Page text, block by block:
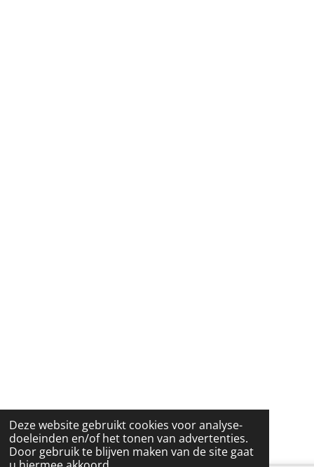
Deze website gebruikt cookies voor analyse-
doeleinden en/of het tonen van advertenties.
Door gebruik te blijven maken van de site gaat